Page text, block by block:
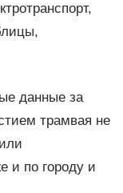
данные за
трамвая не
и по городу и